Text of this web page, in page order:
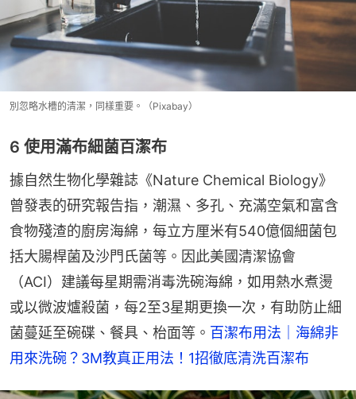
別忽略水槽的清潔，同樣重要。（Pixabay）
6 使用滿布細菌百潔布
據自然生物化學雜誌《Nature Chemical Biology》
曾發表的研究報告指，潮濕、多孔、充滿空氣和富含
食物殘渣的廚房海綿，每立方厘米有540億個細菌包
括大腸桿菌及沙門氏菌等。因此美國清潔協會
（ACI）建議每星期需消毒洗碗海綿，如用熱水煮燙
或以微波爐殺菌，每2至3星期更換一次，有助防止細
菌蔓延至碗碟、餐具、枱面等。 百潔布用法｜海綿非
用來洗碗？3M教真正用法！1招徹底清洗百潔布